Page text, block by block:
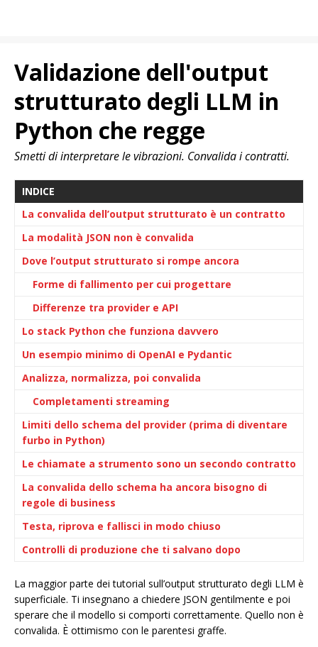
Validazione dell'output
strutturato degli LLM in
Python che regge
Smetti di interpretare le vibrazioni. Convalida i contratti.
INDICE
La convalida dell’output strutturato è un contratto
La modalità JSON non è convalida
Dove l’output strutturato si rompe ancora
Forme di fallimento per cui progettare
Differenze tra provider e API
Lo stack Python che funziona davvero
Un esempio minimo di OpenAI e Pydantic
Analizza, normalizza, poi convalida
Completamenti streaming
Limiti dello schema del provider (prima di diventare
furbo in Python)
Le chiamate a strumento sono un secondo contratto
La convalida dello schema ha ancora bisogno di
regole di business
Testa, riprova e fallisci in modo chiuso
Controlli di produzione che ti salvano dopo
La maggior parte dei tutorial sull’output strutturato degli LLM è
superficiale. Ti insegnano a chiedere JSON gentilmente e poi
sperare che il modello si comporti correttamente. Quello non è
convalida. È ottimismo con le parentesi graffe.